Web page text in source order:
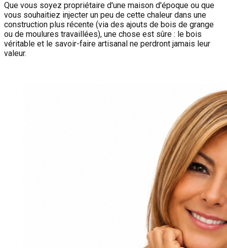
Que vous soyez propriétaire d'une maison d'époque ou que
vous souhaitiez injecter un peu de cette chaleur dans une
construction plus récente (via des ajouts de bois de grange
ou de moulures travaillées), une chose est sûre : le bois
véritable et le savoir-faire artisanal ne perdront jamais leur
valeur.